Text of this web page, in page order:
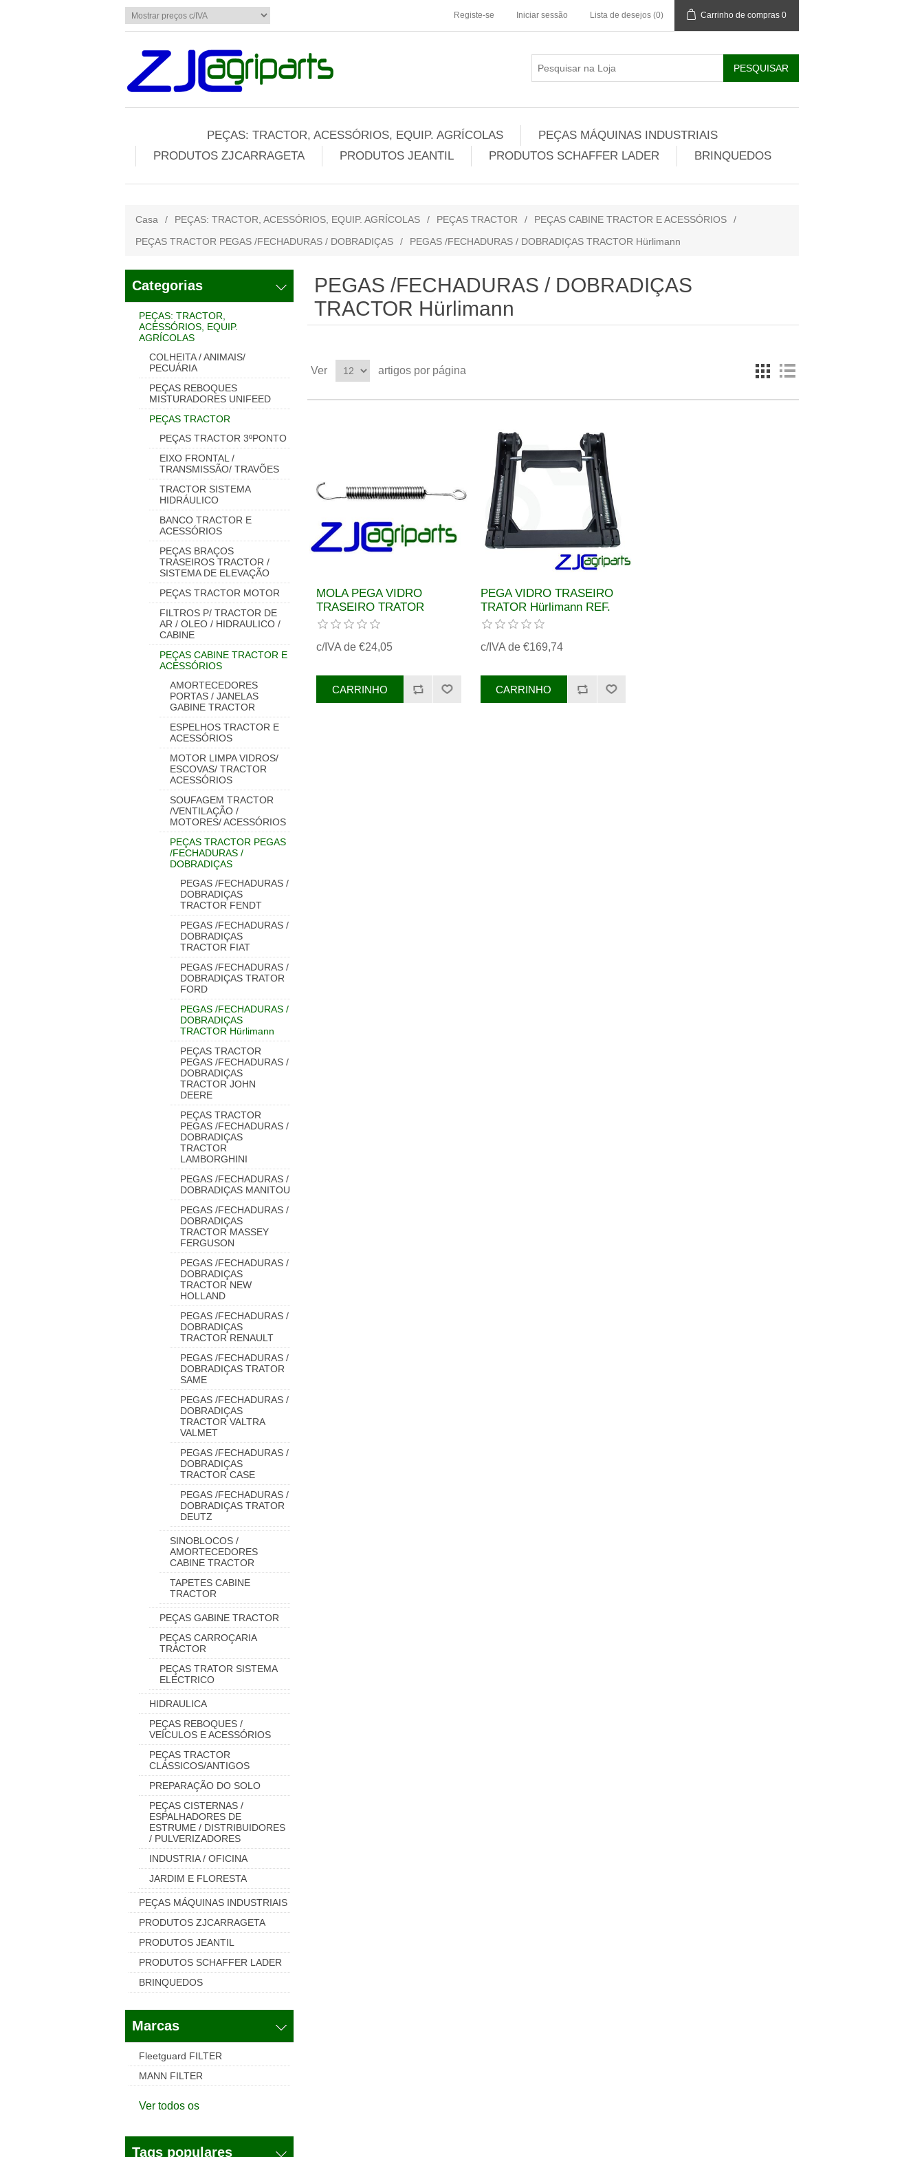
Registe-se Iniciar sessão Lista de desejos (0) Carrinho de compras 0
PEÇAS: TRACTOR, ACESSÓRIOS, EQUIP. AGRÍCOLAS
PEÇAS MÁQUINAS INDUSTRIAIS
PRODUTOS ZJCARRAGETA
PRODUTOS JEANTIL PRODUTOS SCHAFFER LADER BRINQUEDOS
Casa / PEÇAS: TRACTOR, ACESSÓRIOS, EQUIP. AGRÍCOLAS / PEÇAS TRACTOR / PEÇAS CABINE TRACTOR E ACESSÓRIOS
/
PEÇAS TRACTOR PEGAS /FECHADURAS / DOBRADIÇAS
/ PEGAS /FECHADURAS / DOBRADIÇAS TRACTOR Hürlimann
Categorias
PEÇAS: TRACTOR,
ACESSÓRIOS, EQUIP.
AGRÍCOLAS
COLHEITA / ANIMAIS/
PECUÁRIA
PEÇAS REBOQUES
MISTURADORES UNIFEED
PEÇAS TRACTOR
PEÇAS TRACTOR 3ºPONTO
EIXO FRONTAL /
TRANSMISSÃO/ TRAVÕES
TRACTOR SISTEMA
HIDRÁULICO
BANCO TRACTOR E
ACESSÓRIOS
PEÇAS BRAÇOS
TRASEIROS TRACTOR /
SISTEMA DE ELEVAÇÃO
PEÇAS TRACTOR MOTOR
FILTROS P/ TRACTOR DE
AR / OLEO / HIDRAULICO /
CABINE
PEÇAS CABINE TRACTOR E
ACESSÓRIOS
AMORTECEDORES
PORTAS / JANELAS
GABINE TRACTOR
ESPELHOS TRACTOR E
ACESSÓRIOS
MOTOR LIMPA VIDROS/
ESCOVAS/ TRACTOR
ACESSÓRIOS
SOUFAGEM TRACTOR
/VENTILAÇÃO /
MOTORES/ ACESSÓRIOS
PEÇAS TRACTOR PEGAS
/FECHADURAS /
DOBRADIÇAS
PEGAS /FECHADURAS /
DOBRADIÇAS
TRACTOR FENDT
PEGAS /FECHADURAS /
DOBRADIÇAS
TRACTOR FIAT
PEGAS /FECHADURAS /
DOBRADIÇAS TRATOR
FORD
PEGAS /FECHADURAS /
DOBRADIÇAS
TRACTOR Hürlimann
PEÇAS TRACTOR
PEGAS /FECHADURAS /
DOBRADIÇAS
TRACTOR JOHN
DEERE
PEÇAS TRACTOR
PEGAS /FECHADURAS /
DOBRADIÇAS
TRACTOR
LAMBORGHINI
PEGAS /FECHADURAS /
DOBRADIÇAS MANITOU
PEGAS /FECHADURAS /
DOBRADIÇAS
TRACTOR MASSEY
FERGUSON
PEGAS /FECHADURAS /
DOBRADIÇAS
TRACTOR NEW
HOLLAND
PEGAS /FECHADURAS /
DOBRADIÇAS
TRACTOR RENAULT
PEGAS /FECHADURAS /
DOBRADIÇAS TRATOR
SAME
PEGAS /FECHADURAS /
DOBRADIÇAS
TRACTOR VALTRA
VALMET
PEGAS /FECHADURAS /
DOBRADIÇAS
TRACTOR CASE
PEGAS /FECHADURAS /
DOBRADIÇAS TRATOR
DEUTZ
SINOBLOCOS /
AMORTECEDORES
CABINE TRACTOR
TAPETES CABINE
TRACTOR
PEÇAS GABINE TRACTOR
PEÇAS CARROÇARIA
TRACTOR
PEÇAS TRATOR SISTEMA
ELECTRICO
HIDRAULICA
PEÇAS REBOQUES /
VEÍCULOS E ACESSÓRIOS
PEÇAS TRACTOR
CLASSICOS/ANTIGOS
PREPARAÇÃO DO SOLO
PEÇAS CISTERNAS /
ESPALHADORES DE
ESTRUME / DISTRIBUIDORES
/ PULVERIZADORES
INDUSTRIA / OFICINA
JARDIM E FLORESTA
PEÇAS MÁQUINAS INDUSTRIAIS
PRODUTOS ZJCARRAGETA
PRODUTOS JEANTIL
PRODUTOS SCHAFFER LADER
BRINQUEDOS
Marcas
Fleetguard FILTER
MANN FILTER
Ver todos os
Tags populares
PEGAS /FECHADURAS / DOBRADIÇAS
TRACTOR Hürlimann
Ver artigos por página
MOLA PEGA VIDRO
TRASEIRO TRATOR
Hürlimann REF.
c/IVA de €24,05
PEGA VIDRO TRASEIRO
TRATOR Hürlimann REF.
0.009.0711.4/30,
c/IVA de €169,74